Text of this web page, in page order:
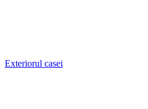
Exteriorul casei